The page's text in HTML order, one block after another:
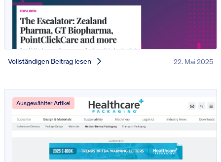
Vollständigen Beitrag lesen 22. Mai 2025
Ausgewählter Artikel